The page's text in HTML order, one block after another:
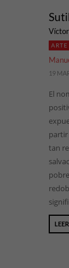
ARTE
19
El
partir
tan